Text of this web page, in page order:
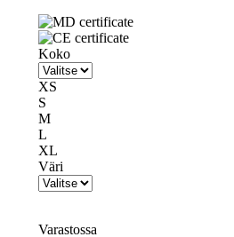
Koko
XS
S
M
L
XL
Väri
Varastossa